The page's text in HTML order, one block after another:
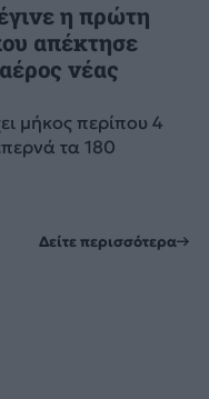
η πρώτη
απέκτησε
νέας
μήκος περίπου 4
τα 180
Δείτε περισσότερα